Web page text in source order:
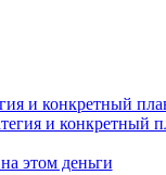
и конкретный